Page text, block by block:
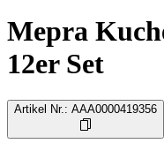
Mepra
12er Set
Artikel Nr. : AAA0000419356